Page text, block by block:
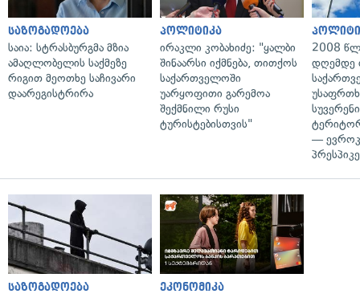
საზოგადოება
საია: სტრასბურგმა მზია
ამაღლობელის საქმეზე
რიგით მეოთხე საჩივარი
დაარეგისტრირა
პოლიტიკა
ირაკლი კობახიძე: "ყალბი
შინაარსი იქმნება, თითქოს
საქართველოში
უარყოფითი გარემოა
შექმნილი რუსი
ტურისტებისთვის"
2008
დღემდე
—
საზოგადოება ეკონომიკა